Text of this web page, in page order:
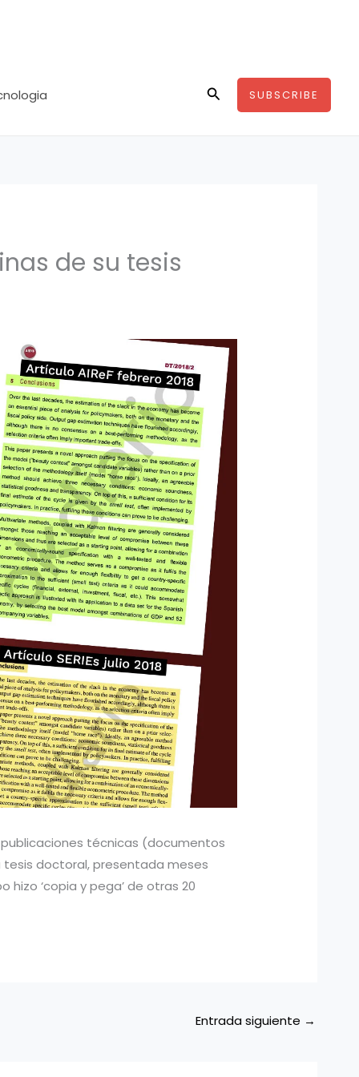
BuscarSUBSCRIBE
de su tesis
técnicas (documentos
tesis doctoral, presentada meses
‘copia y pega’ de otras 20
Entrada siguiente →